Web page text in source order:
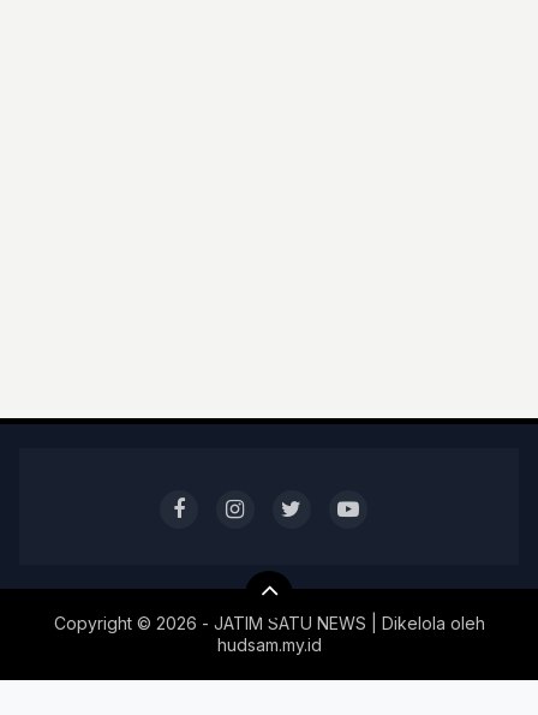
Copyright © 2026 - JATIM SATU NEWS | Dikelola oleh
hudsam.my.id